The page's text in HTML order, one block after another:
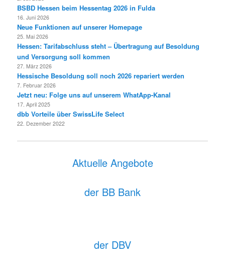
BSBD Hessen beim Hessentag 2026 in Fulda
16. Juni 2026
Neue Funktionen auf unserer Homepage
25. Mai 2026
Hessen: Tarifabschluss steht – Übertragung auf Besoldung
und Versorgung soll kommen
27. März 2026
Hessische Besoldung soll noch 2026 repariert werden
7. Februar 2026
Jetzt neu: Folge uns auf unserem WhatApp-Kanal
17. April 2025
dbb Vorteile über SwissLife Select
22. Dezember 2022
Aktuelle Angebote
der BB Bank
der DBV